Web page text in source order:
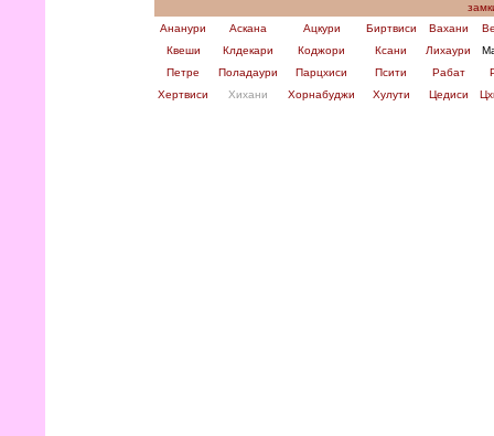
Ананури
Аскана Ацкури Биртвиси Вахани
Квеши
Клдекари Коджори Ксани Лихаури
Петре
Поладаури Парцхиси Псити Рабат
Хертвиси
Хихани Хорнабуджи Хулути Цедиси